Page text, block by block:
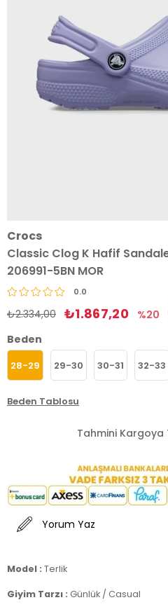
Crocs
Classic Clog K Hafif
206991-5BN MOR
0.0
₺2.334,00 ₺1.867,20
20
Beden
28-29 29-30 30-31 32-33
Beden Tablosu
Tahmini Kargoya
Yorum Yaz
Model : Terlik
Giyim Tarzı : Günlük / Casual